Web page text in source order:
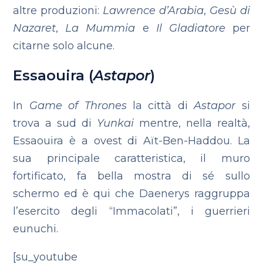
altre produzioni: Lawrence d’Arabia, Gesù di
Nazaret, La Mummia e Il Gladiatore per
citarne solo alcune.
Essaouira (Astapor)
In Game of Thronesla città diAstaporsi
trova a sud di Yunkaimentre, nella realtà,
Essaouira è a ovest di Aït-Ben-Haddou. La
sua principale caratteristica, il muro
fortificato, fa bella mostra di sé sullo
schermo ed è qui che Daenerys raggruppa
l’esercito degli “Immacolati”, i guerrieri
eunuchi.
[su_youtube